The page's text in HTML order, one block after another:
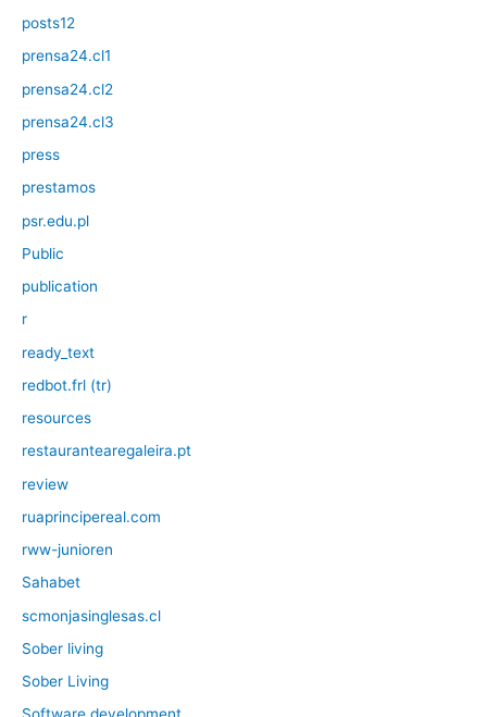
posts12
prensa24.cl1
prensa24.cl2
prensa24.cl3
press
prestamos
psr.edu.pl
Public
publication
r
ready_text
redbot.frl (tr)
resources
restaurantearegaleira.pt
review
ruaprincipereal.com
rww-junioren
Sahabet
scmonjasinglesas.cl
Sober living
Sober Living